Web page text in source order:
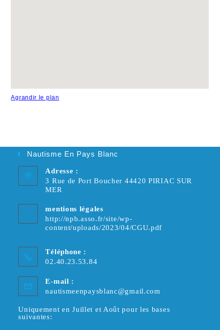
Agrandir le plan
Nautisme En Pays Blanc
Adresse :
3 Rue de Port Boucher 44420 PIRIAC SUR
MER
mentions légales
http://npb.asso.fr/site/wp-
content/uploads/2023/04/CGU.pdf
Téléphone :
02.40.23.53.84
E-mail :
nautismeenpaysblanc@gmail.com
votre
Uniquement en Juillet et Août pour les bases
suivantes: